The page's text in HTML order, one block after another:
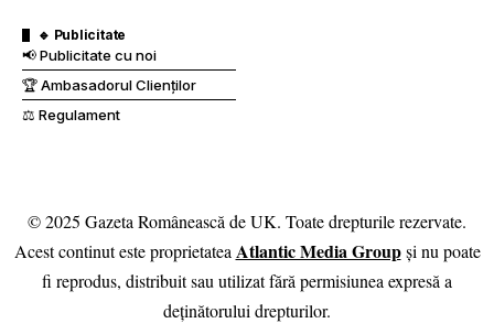
🔹 Publicitate
📢 Publicitate cu noi
🏆 Ambasadorul Clienților
⚖️ Regulament
© 2025 Gazeta Românească de UK. Toate drepturile rezervate.
Acest continut este proprietatea Atlantic Media Groupși nu poate
fi reprodus, distribuit sau utilizat fără permisiunea expresă a
deținătorului drepturilor.